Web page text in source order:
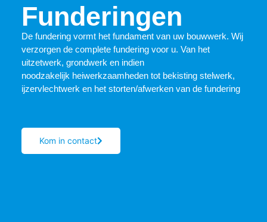
Funderingen
De fundering vormt het fundament van uw bouwwerk. Wij
verzorgen de complete fundering voor u. Van het
uitzetwerk, grondwerk en indien
noodzakelijk heiwerkzaamheden tot bekisting stelwerk,
ijzervlechtwerk en het storten/afwerken van de fundering
Kom in contact